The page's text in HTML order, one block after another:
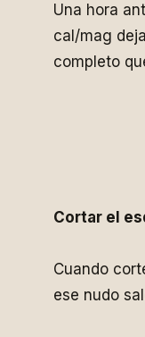
Una hora
cal/mag
completo
Cortar el
Cuando
ese nudo